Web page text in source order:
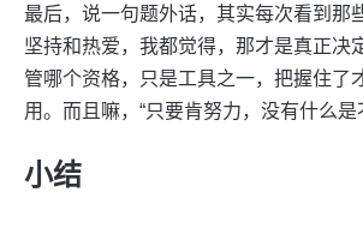
最后，说一句题外话，其实每次看到那
坚持和热爱，我都觉得，那才是真正决
管哪个资格，只是工具之一，把握住了
用。而且嘛，“只要肯努力，没有什么是
小结